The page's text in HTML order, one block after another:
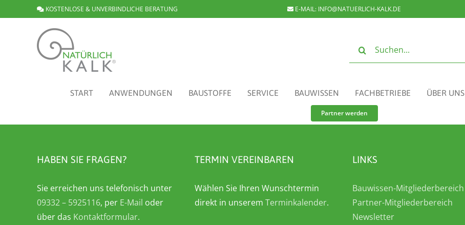
Inhalt
KOSTENLOSE & UNVERBINDLICHE BERATUNG E-MAIL: INFO@NATUERLICH-KALK.DE
Suche
nach:
START ANWENDUNGEN BAUSTOFFE SERVICE BAUWISSEN FACHBETRIEBE ÜBER UNS
Partner werden
HABEN SIE FRAGEN?
Sie erreichen uns telefonisch unter
09332 – 5925116, per E-Mail oder
über das Kontaktformular.
TERMIN VEREINBAREN
Wählen Sie Ihren Wunschtermin
direkt in unserem Terminkalender.
LINKS
Bauwissen-Mitgliederbereich
Partner-Mitgliederbereich
Newsletter